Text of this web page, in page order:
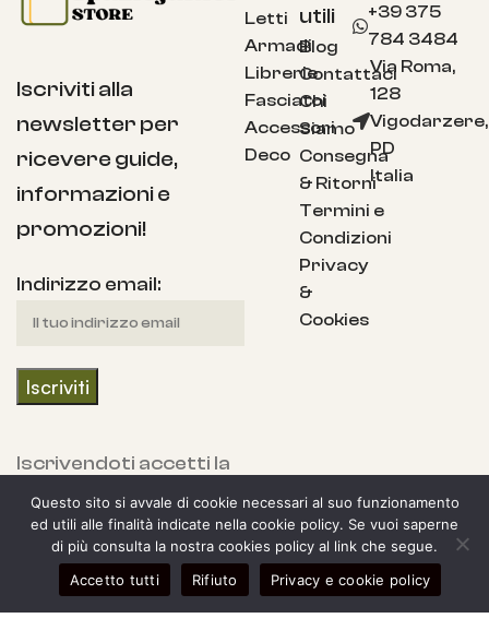
Iscriviti alla
newsletter per
ricevere guide,
informazioni e
promozioni!
Indirizzo email:
Iscrivendoti accetti la
nostra Informativa
sulla privacy e fornisci
il consenso a ricevere
aggiornamenti dalla
nostra azienda.
Letti
Armadi
Librerie
Fasciatoi
Accessori
Deco
utili
Blog
Contattaci
Chi
Siamo
Consegna
& Ritorni
Termini e
Condizioni
Privacy
&
Cookies
+39 375
784 3484
Via Roma,
128
Vigodarzere,
PD
Italia
laterale
Il mio account
0
Carrello
Questo sito si avvale di cookie necessari al suo funzionamento
ed utili alle finalità indicate nella cookie policy. Se vuoi saperne
di più consulta la nostra cookies policy al link che segue.
Accetto tutti
Rifiuto Privacy e cookie policy